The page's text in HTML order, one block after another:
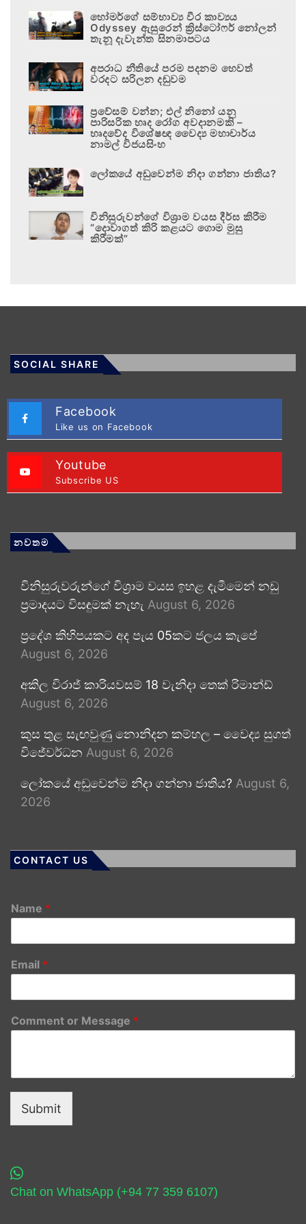
හෝමර්ගේ සම්භාව්‍ය වීර කාව්‍යය
Odyssey ඇසුරෙන් ක්‍රිස්ටෝෆර් නෝලන්
තැනූ දැවැන්ත සිනමාපටය
අපරාධ නීතියේ පරම පදනම හෙවත්
වරදට සරිලන දඬුවම
ප්‍රවේසම් වන්න; එල් නිනෝ යනු
පාරිසරික හෘද රෝග අවදානමකි –
හෘදවේද විශේෂඥ වෛද්‍ය මහාචාර්ය
නාමල් විජයසිංහ
ලෝකයේ අඩුවෙන්ම නිදා ගන්නා ජාතිය?
විනිසුරුවන්ගේ විශ්‍රාම වයස දීර්ඝ කිරීම
“දොවාගත් කිරි කළයට ගොම මුසු
කිරීමක්”
SOCIAL SHARE
Facebook
Like us on Facebook
Youtube
Subscribe US
නවතම
විනිසුරුවරුන්ගේ විශ්‍රාම වයස ඉහළ දැමීමෙන් නඩු
ප්‍රමාදයට විසඳුමක් නැහැ August 6, 2026
ප්‍රදේශ කිහිපයකට අද පැය 05කට ජලය කැපේ
August 6, 2026
අකිල විරාජ් කාරියවසම් 18 වැනිදා තෙක් රිමාන්ඩ්
August 6, 2026
කුස තුළ සැඟවුණු නොනිදන කම්හල – වෛද්‍ය සුගත්
විජේවර්ධන August 6, 2026
ලෝකයේ අඩුවෙන්ම නිදා ගන්නා ජාතිය? August 6,
2026
CONTACT US
Name *
Email *
Comment or Message *
Submit
Chat on WhatsApp (+94 77 359 6107)